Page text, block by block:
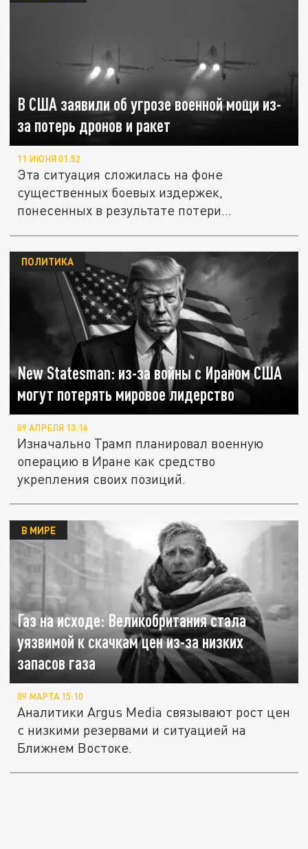
В США заявили об угрозе военной мощи из-
за потерь дронов и ракет
11 ИЮНЯ 01:52
Эта ситуация сложилась на фоне
существенных боевых издержек,
понесенных в результате потери
New Statesman: из-за войны с Ираном США
могут потерять мировое лидерство
ПОЛИТИКА
09 АПРЕЛЯ 13:16
Изначально Трамп планировал военную
операцию в Иране как средство
укрепления своих позиций.
Газ на исходе: Великобритания стала
уязвимой к скачкам цен из-за низких
запасов газа
В МИРЕ
09 МАРТА 15:10
Аналитики Argus Media связывают рост цен
с низкими резервами и ситуацией на
Ближнем Востоке.